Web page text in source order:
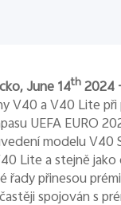
June 14th2024
V40 a V40 Lite
UEFA EURO
modelu V40
Lite a stejně
přinesou
spojován s